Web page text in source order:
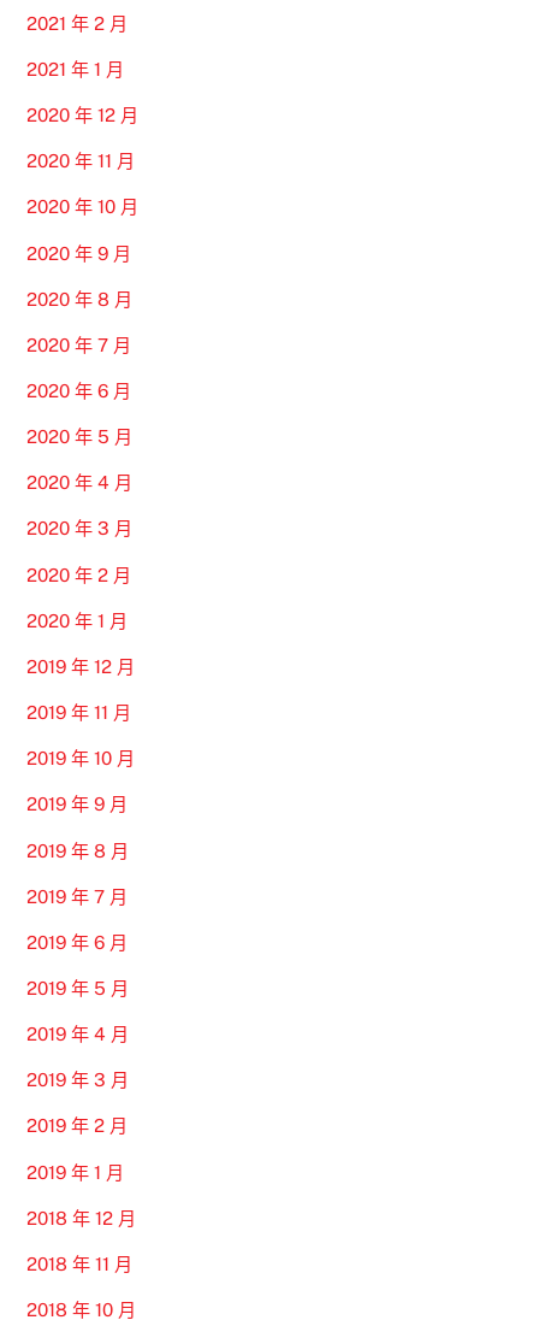
2021 年 2 月
2021 年 1 月
2020 年 12 月
2020 年 11 月
2020 年 10 月
2020 年 9 月
2020 年 8 月
2020 年 7 月
2020 年 6 月
2020 年 5 月
2020 年 4 月
2020 年 3 月
2020 年 2 月
2020 年 1 月
2019 年 12 月
2019 年 11 月
2019 年 10 月
2019 年 9 月
2019 年 8 月
2019 年 7 月
2019 年 6 月
2019 年 5 月
2019 年 4 月
2019 年 3 月
2019 年 2 月
2019 年 1 月
2018 年 12 月
2018 年 11 月
2018 年 10 月